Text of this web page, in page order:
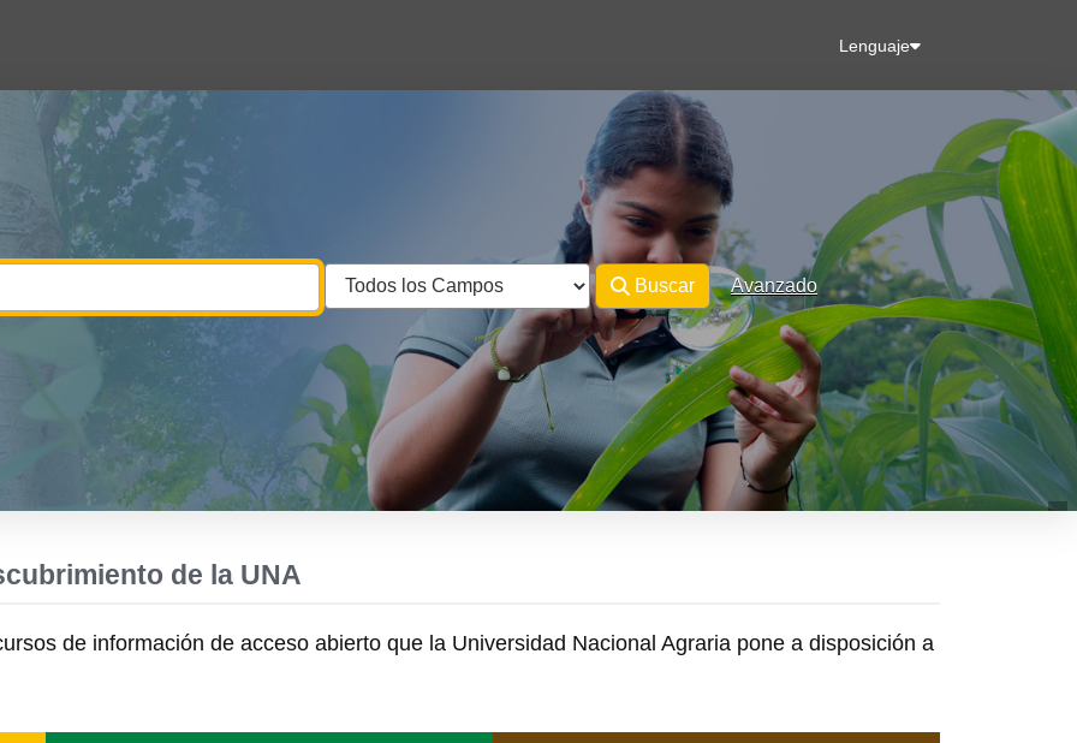
Lenguaje
Buscar Avanzado
de la UNA
de información de acceso abierto que la Universidad Nacional Agraria pone a disposición a